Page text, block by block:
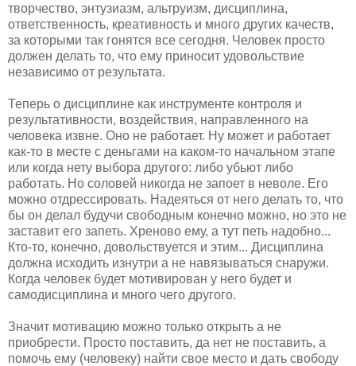
творчество, энтузиазм, альтруизм, дисциплина,
ответственность, креативность и много других качеств,
за которыми так гонятся все сегодня. Человек просто
должен делать то, что ему приносит удовольствие
независимо от результата.
Теперь о дисциплине как инструменте контроля и
результативности, воздействия, направленного на
человека извне. Оно не работает. Ну может и работает
как-то в месте с деньгами на каком-то начальном этапе
или когда нету выбора другого: либо убьют либо
работать. Но соловей никогда не запоет в неволе. Его
можно отдрессировать. Надеяться от него делать то, что
бы он делал будучи свободным конечно можно, но это не
заставит его запеть. Хреново ему, а тут петь надобно...
Кто-то, конечно, довольствуется и этим... Дисциплина
должна исходить изнутри а не навязываться снаружи.
Когда человек будет мотивирован у него будет и
самодисциплина и много чего другого.
Значит мотивацию можно только открыть а не
приобрести. Просто поставить, да нет не поставить, а
помочь ему (человеку) найти свое место и дать свободу